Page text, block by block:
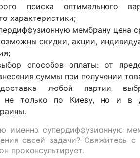
поиска оптимального
характеристики;
мембрану цена
скидки, акции,
способов оплаты: от
суммы при получении
любой партии
не только по Киеву, но и в
именно супердиффузионную
своей задачи? Свяжитесь
проконсультирует.